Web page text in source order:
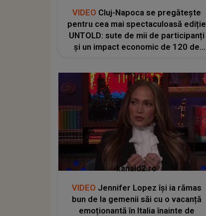
VIDEO Cluj-Napoca se pregătește
pentru cea mai spectaculoasă ediție
UNTOLD: sute de mii de participanți
și un impact economic de 120 de
kanald2.ro
VIDEO Jennifer Lopez își ia rămas
bun de la gemenii săi cu o vacanță
emoționantă în Italia înainte de